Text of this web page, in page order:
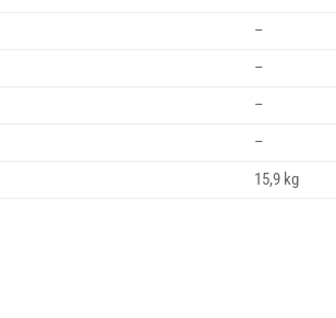
–
–
–
–
15,9 kg